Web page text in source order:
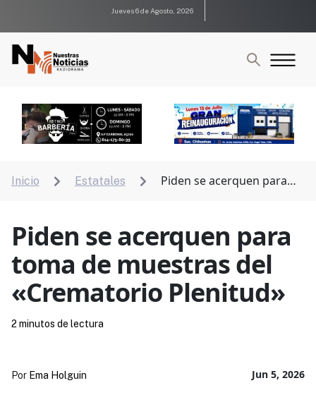
Jueves 6 de Agosto, 2026
Inicio  Estatales 
Piden se acerquen para
Piden se acerquen para
toma de muestras del
«Crematorio Plenitud»
Jun 5, 2026
Por Ema Holguin
2 minutos de lectura